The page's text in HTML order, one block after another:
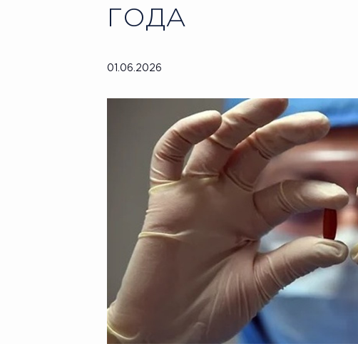
ГОДА
01.06.2026